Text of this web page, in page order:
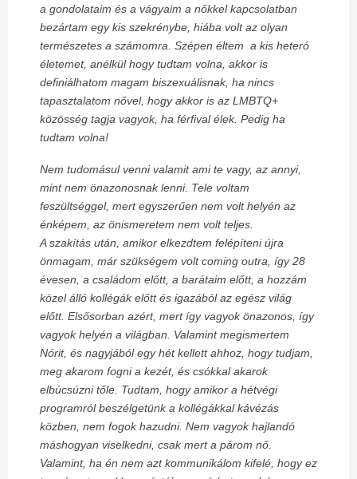
a gondolataim és a vágyaim a nőkkel kapcsolatban
bezártam egy kis szekrénybe, hiába volt az olyan
természetes a számomra. Szépen éltem a kis heteró
életemet, anélkül hogy tudtam volna, akkor is
definiálhatom magam biszexuálisnak, ha nincs
tapasztalatom nővel, hogy akkor is az LMBTQ+
közösség tagja vagyok, ha férfival élek. Pedig ha
tudtam volna!
Nem tudomásul venni valamit ami te vagy, az annyi,
mint nem önazonosnak lenni. Tele voltam
feszültséggel, mert egyszerűen nem volt helyén az
énképem, az önismeretem nem volt teljes.
A szakítás után, amikor elkezdtem felépíteni újra
önmagam, már szükségem volt coming outra, így 28
évesen, a családom előtt, a barátaim előtt, a hozzám
közel álló kollégák előtt és igazából az egész világ
előtt. Elsősorban azért, mert így vagyok önazonos, így
vagyok helyén a világban. Valamint megismertem
Nórit, és nagyjából egy hét kellett ahhoz, hogy tudjam,
meg akarom fogni a kezét, és csókkal akarok
elbúcsúzni tőle. Tudtam, hogy amikor a hétvégi
programról beszélgetünk a kollégákkal kávézás
közben, nem fogok hazudni. Nem vagyok hajlandó
máshogyan viselkedni, csak mert a párom nő.
Valamint, ha én nem azt kommunikálom kifelé, hogy ez